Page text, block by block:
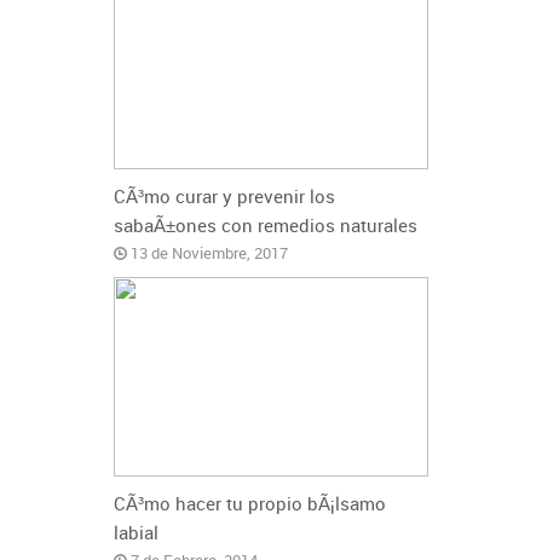
CÃ³mo curar y prevenir los
sabaÃ±ones con remedios naturales
13 de Noviembre, 2017
CÃ³mo hacer tu propio bÃ¡lsamo
labial